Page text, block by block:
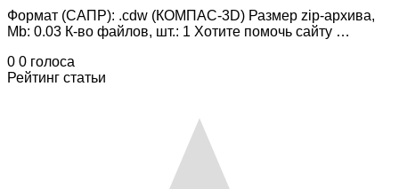
Формат (САПР): .cdw (КОМПАС-3D) Размер zip-архива,
Mb: 0.03 К-во файлов, шт.: 1 Хотите помочь сайту …
0 0 голоса
Рейтинг статьи